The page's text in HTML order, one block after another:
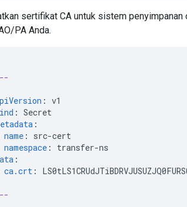
sertifikat CA untuk sistem
PA Anda.
: v1
: Secret
:
name :
src-cert
namespace :
transfer-ns
:
ca.crt :